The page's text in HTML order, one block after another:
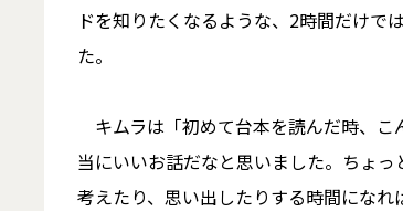
ドを知りたくなるような、2時間だけで
た。
キムラは「初めて台本を読んだ時、こ
当にいいお話だなと思いました。ちょ
考えたり、思い出したりする時間にな